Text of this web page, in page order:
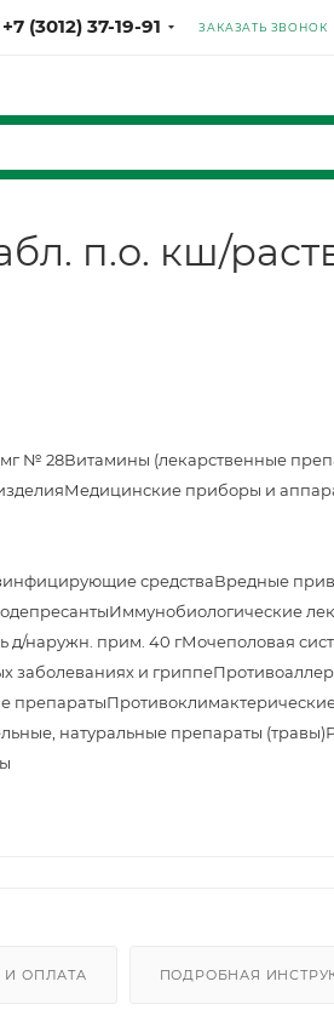
+7 (3012) 37-19-91 ЗАКАЗАТЬ ЗВОНОК
п.о. кш/
мг № 28Витамины (лекарственные
Медицинские приборы и
средстваВредные
Иммунобиологические
д/наружн. прим. 40 гМочеполовая
заболеваниях и гриппе
препараты
натуральные препараты (травы)
И ОПЛАТА ПОДРОБНАЯ